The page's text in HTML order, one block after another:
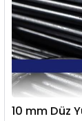
10 mm Düz